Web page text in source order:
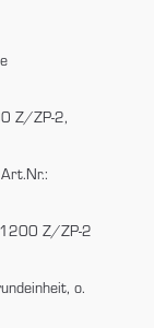
Z/ZP-2,
1200 Z/ZP-2
o.